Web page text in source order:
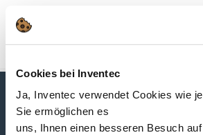
Cookies bei Inventec
Ja, Inventec verwendet Cookies wie
Sie ermöglichen es
uns, Ihnen einen besseren Besuch
Start Product Product Category
Neuigkeiten, Dienstleistungen,
Bleiben Sie mit unserem Newsletter